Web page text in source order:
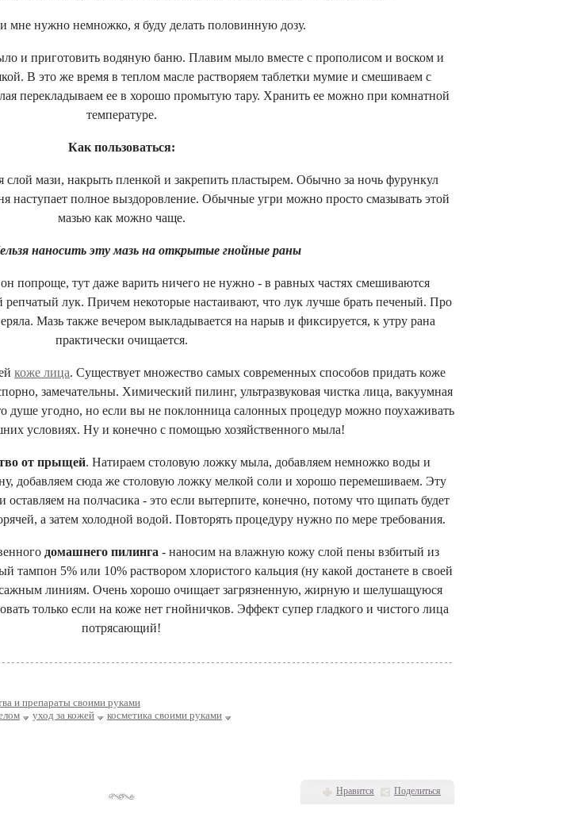
мне нужно немножко, я буду делать половинную дозу.
и приготовить водяную баню. Плавим мыло вместе с прополисом и воском и
В это же время в теплом масле растворяем таблетки мумие и смешиваем с
перекладываем ее в хорошо промытую тару. Хранить ее можно при комнатной
температуре.
Как пользоваться:
слой мази, накрыть пленкой и закрепить пластырем. Обычно за ночь фурункул
наступает полное выздоровление. Обычные угри можно просто смазывать этой
мазью как можно чаще.
наносить эту мазь на открытые гнойные раны
попроще, тут даже варить ничего не нужно - в равных частях смешиваются
репчатый лук. Причем некоторые настаивают, что лук лучше брать печеный. Про
Мазь также вечером выкладывается на нарыв и фиксируется, к утру рана
практически очищается.
коже лица. Существует множество самых современных способов придать коже
замечательны. Химический пилинг, ультразвуковая чистка лица, вакуумная
душе угодно, но если вы не поклонница салонных процедур можно поухаживать
условиях. Ну и конечно с помощью хозяйственного мыла!
от прыщей. Натираем столовую ложку мыла, добавляем немножко воды и
добавляем сюда же столовую ложку мелкой соли и хорошо перемешиваем. Эту
на полчасика - это если вытерпите, конечно, потому что щипать будет
а затем холодной водой. Повторять процедуру нужно по мере требования.
домашнего пилинга - наносим на влажную кожу слой пены взбитый из
тампон 5% или 10% раствором хлористого кальция (ну какой достанете в своей
линиям. Очень хорошо очищает загрязненную, жирную и шелушащуюся
только если на коже нет гнойничков. Эффект супер гладкого и чистого лица
потрясающий!
и препараты своими руками
уход за кожей косметика своими руками
Нравится Поделиться